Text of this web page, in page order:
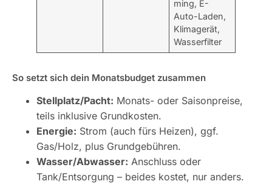
ming, E-
Auto-Laden,
Klimagerät,
Wasserfilter
So setzt sich dein Monatsbudget zusammen
Stellplatz/Pacht: Monats- oder Saisonpreise,
teils inklusive Grundkosten.
Energie: Strom (auch fürs Heizen), ggf.
Gas/Holz, plus Grundgebühren.
Wasser/Abwasser: Anschluss oder
Tank/Entsorgung – beides kostet, nur anders.